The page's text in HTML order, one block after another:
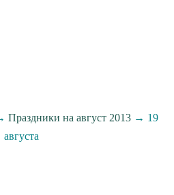
Праздники на август 2013→ 19
августа